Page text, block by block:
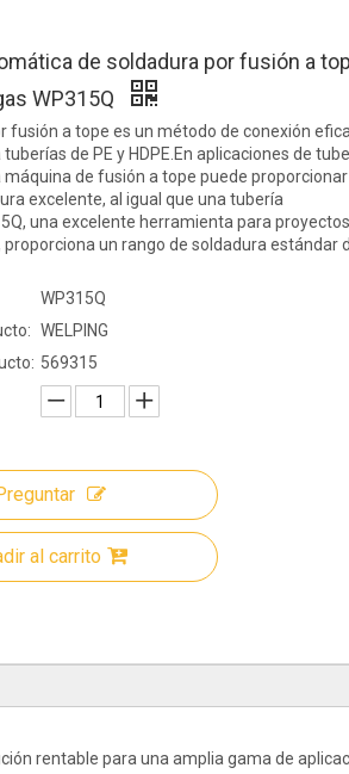
de soldadura por fusión a
WP315Q
fusión a tope es un método de conexión
de PE y HDPE.En aplicaciones de
máquina de fusión a tope puede
excelente, al igual que una tubería
una excelente herramienta para
proporciona un rango de soldadura estándar
WP315Q
WELPING
569315
al carrito
rentable para una amplia gama de